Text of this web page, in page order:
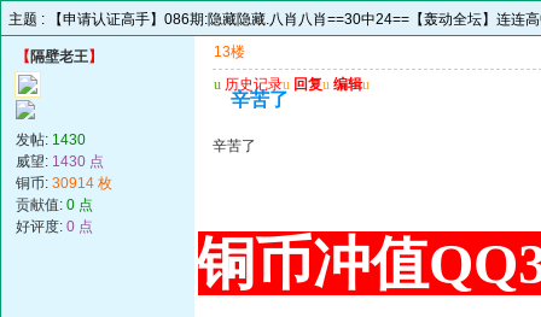
主题 : 【申请认证高手】086期:隐藏隐藏.八肖八肖==30中24==【轰动全坛】连连
【 隔壁老王】
发帖: 1430
威望: 1430 点
铜币: 30914 枚
贡献值: 0 点
好评度: 0 点
13楼
u 历史记录u 回复u 编辑u
辛苦了
辛苦了
铜币冲值